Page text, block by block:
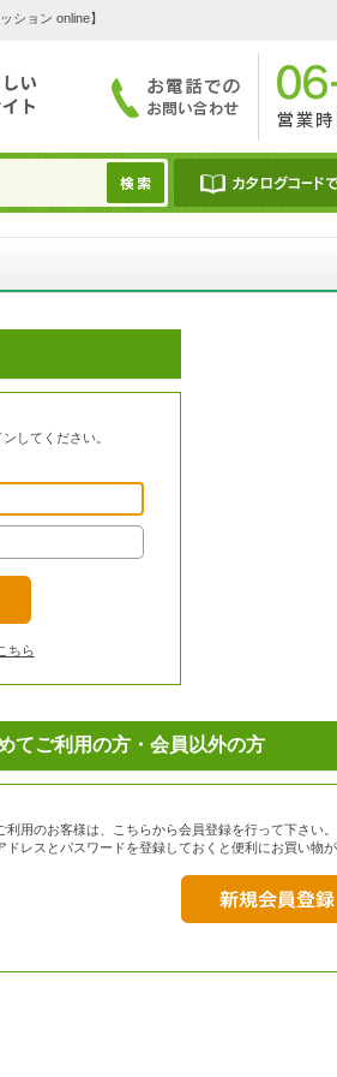
ション online】
してください。
ちら
てご利用の方・会員以外の方
利用のお客様は、こちらから会員登録を行って下さい。
ドレスとパスワードを登録しておくと便利にお買い物